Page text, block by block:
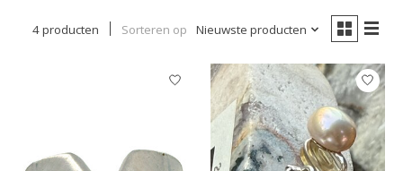
4 producten Sorteren op Nieuwste producten